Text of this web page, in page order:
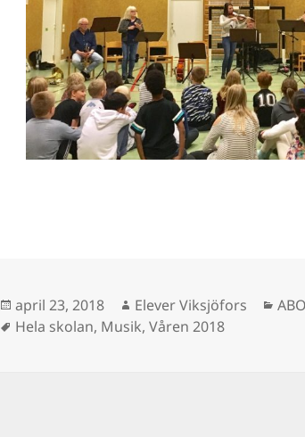
Postat
april 23, 2018 Författare
Elever Viksjöfors
Taggar
Hela skolan, Musik,Våren 2018